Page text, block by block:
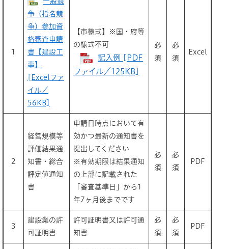
1
争（指名競
争）参加資
格審査申請
書【建設工
事】
[Excelファ
イル／
56KB]
【市様式】※国・府等
の様式不可
記入例 [PDF
ファイル／125KB]
必
須
必
須
Excel
2
経営規模等
評価結果通
知書・総合
評定値通知
書
申請日時点において有
効かつ最新の通知書を
提出してください
※有効期限は結果通知
の上部に記載された
「審査基準日」から1
年7ヶ月後までです
必
須
必
須
PDF
3
建設業の許
可証明書
許可証明書又は許可通
知書
必
須
必
須
PDF